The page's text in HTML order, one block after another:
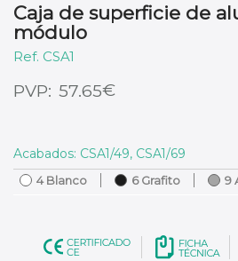
Caja de superficie de
módulo
57.65€
CSA1
Acabados: CSA1/49, CSA1/69
4 Blanco 6 Grafito 9